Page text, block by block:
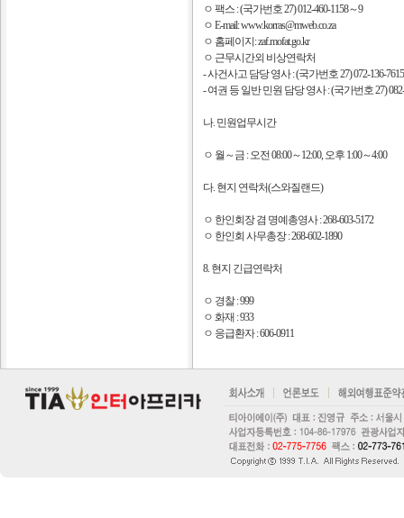
ㅇ 팩스 : (국가번호 27) 012-460-1158～9
ㅇ E-mail: www.korras@mweb.co.za
ㅇ 홈페이지: zaf.mofat.go.kr
ㅇ 근무시간외 비상연락처
- 사건사고 담당 영사 : (국가번호 27) 072-136-7615
- 여권 등 일반 민원 담당 영사 : (국가번호 27) 082-
나. 민원업무시간
ㅇ 월～금 : 오전 08:00～12:00, 오후 1:00～4:00
다. 현지 연락처(스와질랜드)
ㅇ 한인회장 겸 명예총영사 : 268-603-5172
ㅇ 한인회 사무총장 : 268-602-1890
8. 현지 긴급연락처
ㅇ 경찰 : 999
ㅇ 화재 : 933
ㅇ 응급환자 : 606-0911